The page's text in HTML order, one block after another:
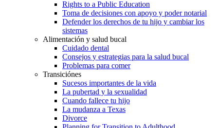
Rights to a Public Education
Toma de decisiones con apoyo y poder notarial
Defender los derechos de tu hijo y cambiar los
sistemas
Alimentación y salud bucal
Cuidado dental
Consejos y estrategias para la salud bucal
Problemas para comer
Transiciónes
Sucesos importantes de la vida
La pubertad y la sexualidad
Cuando fallece tu hijo
La mudanza a Texas
Divorce